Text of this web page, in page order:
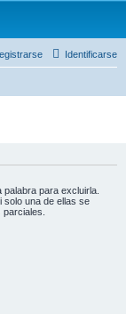
Identificarse
palabra para excluirla.
solo una de ellas se